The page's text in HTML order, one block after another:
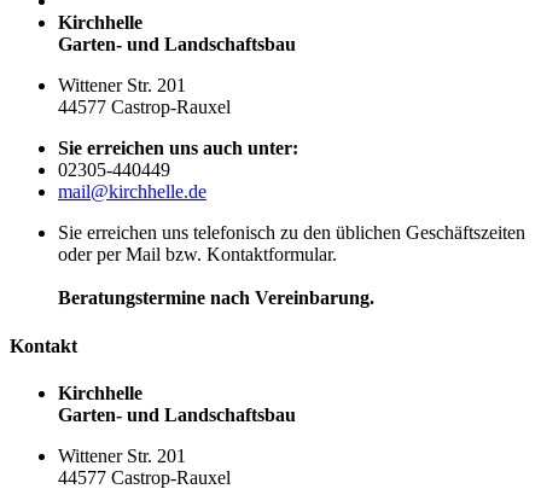
Kirchhelle
Garten- und Landschaftsbau
Wittener Str. 201
44577 Castrop-Rauxel
Sie erreichen uns auch unter:
02305-440449
mail@kirchhelle.de
Sie erreichen uns telefonisch zu den üblichen Geschäftszeiten
oder per Mail bzw. Kontaktformular.
Beratungstermine nach Vereinbarung.
Kontakt
Kirchhelle
Garten- und Landschaftsbau
Wittener Str. 201
44577 Castrop-Rauxel